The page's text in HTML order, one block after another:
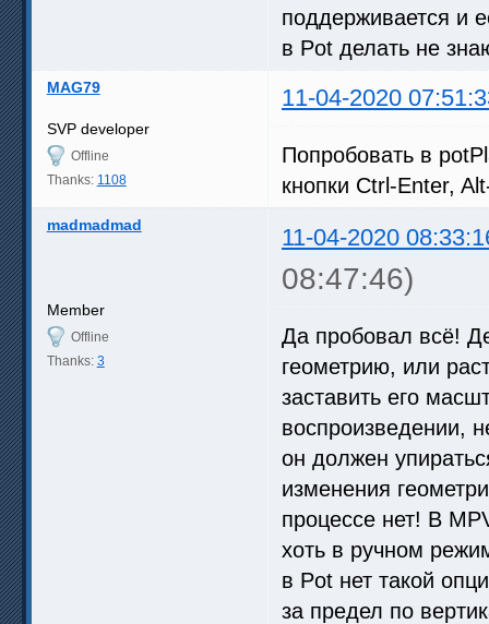
поддерживается и
в Pot делать не
MAG79 11-04-2020
SVP developer
Offline
Thanks: 1108
Попробовать в
кнопки Ctrl-Enter,
madmadmad 11-04-2020
08:47:46)
Member
Offline
Thanks: 3
Да пробовал всё!
геометрию, или
заставить его
воспроизведении,
он должен
изменения
процессе нет! В
хоть в ручном
в Pot нет такой
за предел по